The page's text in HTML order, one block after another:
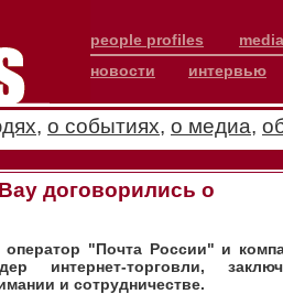
people profiles
новости
интервью
, о событиях, о медиа,
договорились о
"Почта России" и
интернет-торговли,
и сотрудничестве.